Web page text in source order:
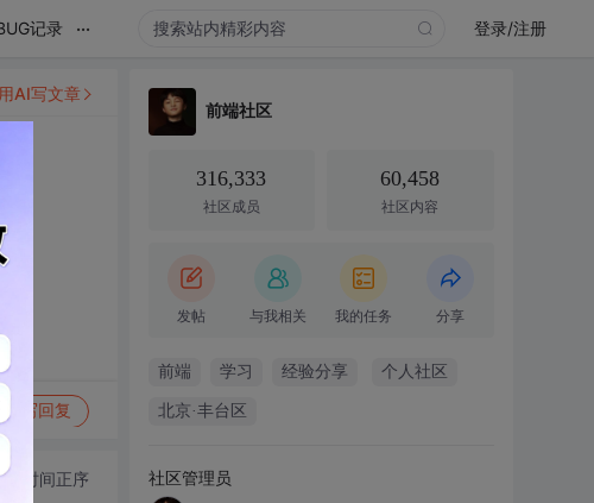
记录 ... 登录/注册
写回复
用AI写文章
为时间正序
前端社区
316,333
社区成员
60,458
社区内容
发帖 与我相关 我的任务 分享
前端 学习 经验分享 个人社区
北京·丰台区
社区管理员